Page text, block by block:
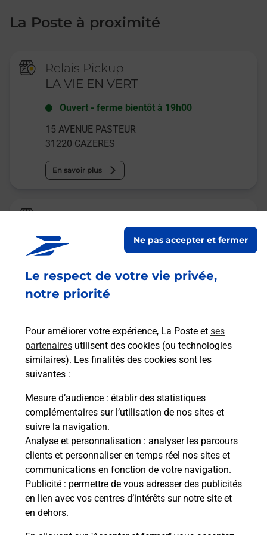
Le respect de votre vie privée,
notre priorité
Pour améliorer votre expérience, La Poste et ses
partenaires utilisent des cookies (ou technologies
similaires). Les finalités des cookies sont les
suivantes :
Mesure d’audience : établir des statistiques
complémentaires sur l’utilisation de nos sites et
suivre la navigation.
Analyse et personnalisation : analyser les parcours
clients et personnaliser en temps réel nos sites et
communications en fonction de votre navigation.
Publicité : permettre de vous adresser des publicités
en lien avec vos centres d’intérêts sur notre site et
en dehors.
Ne pas accepter et fermer
La Poste à proximité
Relais Pickup
LA VIE EN VERT
Ouvert -ferme bientôt à 19h00
15 AVENUE PASTEUR
31220 CAZERES
En savoir plus
La Poste
CAZERES SUR GARONNE BC
ouvre samedi à 09h00
RUE JEANNE PENENT
31220 CAZERES
Malin !
La Poste
en ligne
Ouvert 24h/24
En savoir plus